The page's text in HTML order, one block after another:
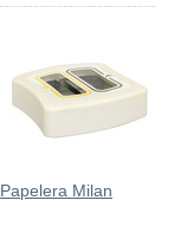
Papelera Milan